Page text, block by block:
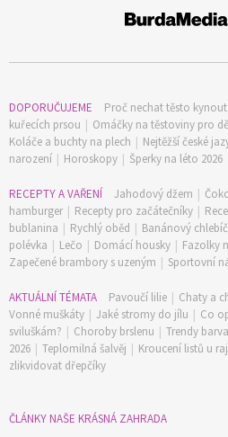
Objednat >
DOPORUČUJEME Proč nechat těsto
kuřecích prsou | Omáčky na těstoviny pro
Koláče a buchty na plech | Nejtěžší české
narození | Horoskopy | Šperky na léto 2026
RECEPTY A VAŘENÍ Jahodový džem |
hamburger | Recepty pro začátečníky |
bublanina | Rychlý oběd | Banánový
polévka | Lečo | Domácí housky | Fazolky
Zapečené brambory s uzeným | Sportovní
AKTUÁLNÍ TÉMATA Pavoučí lilie | Chaty a
Vonné muškáty | Jaké stromy do jílu | Co
sviluškám? | Choroby brslenu | Trendy
2026 | Teplomilná šalvěj | Kroucení listů u
zlikvidovat dřepčíky
ČLÁNKY NAŠE KRÁSNÁ ZAHRADA